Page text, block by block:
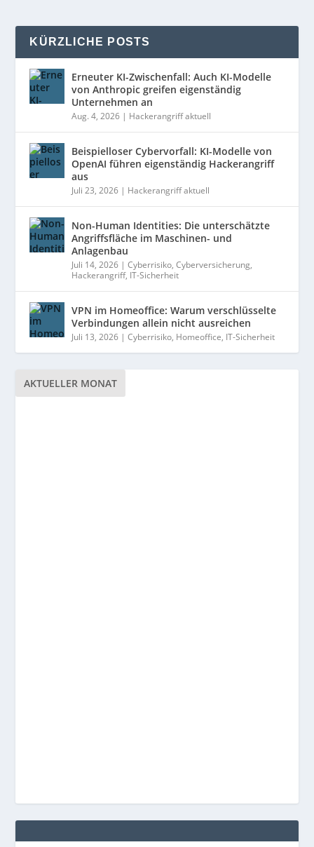
KÜRZLICHE POSTS
Erneuter KI-Zwischenfall: Auch KI-Modelle
von Anthropic greifen eigenständig
Unternehmen an
Aug. 4, 2026 | Hackerangriff aktuell
Beispielloser Cybervorfall: KI-Modelle von
OpenAI führen eigenständig Hackerangriff
aus
Juli 23, 2026 | Hackerangriff aktuell
Non-Human Identities: Die unterschätzte
Angriffsfläche im Maschinen- und
Anlagenbau
Juli 14, 2026 |Cyberrisiko,Cyberversicherung,
Hackerangriff, IT-Sicherheit
VPN im Homeoffice: Warum verschlüsselte
Verbindungen allein nicht ausreichen
Juli 13, 2026 |Cyberrisiko, Homeoffice, IT-Sicherheit
AKTUELLER MONAT